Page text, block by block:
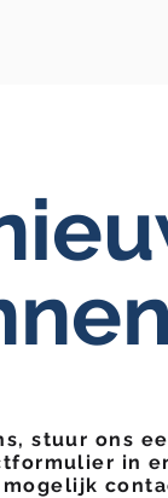
stuur ons
in
mogelijk